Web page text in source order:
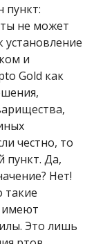
пункт:
не может
установление
и
Gold как
честно, то
пункт. Да,
Нет!
такие
имеют
Это лишь